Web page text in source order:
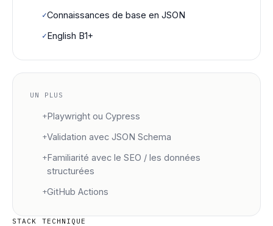
✓Connaissances de base en JSON
✓English B1+
UN PLUS
+Playwright ou Cypress
+Validation avec JSON Schema
+Familiarité avec le SEO / les données
structurées
+GitHub Actions
STACK TECHNIQUE